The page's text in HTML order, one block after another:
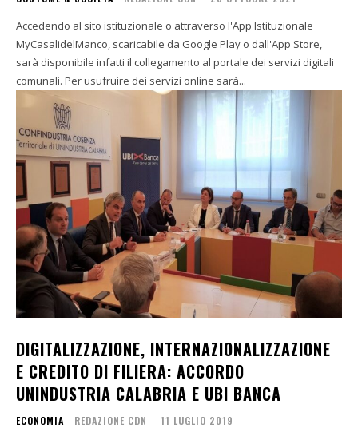
Accedendo al sito istituzionale o attraverso l'App Istituzionale
MyCasalidelManco, scaricabile da Google Play o dall'App Store,
sarà disponibile infatti il collegamento al portale dei servizi digitali
comunali. Per usufruire dei servizi online sarà...
DIGITALIZZAZIONE, INTERNAZIONALIZZAZIONE
E CREDITO DI FILIERA: ACCORDO
UNINDUSTRIA CALABRIA E UBI BANCA
ECONOMIA REDAZIONE CDN - 11 LUGLIO 2019